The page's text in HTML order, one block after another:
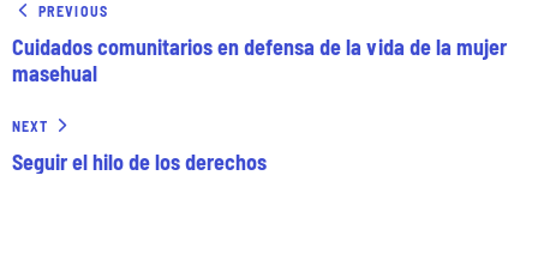
PREVIOUS
Cuidados comunitarios en defensa de la vida de la mujer
masehual
NEXT
Seguir el hilo de los derechos